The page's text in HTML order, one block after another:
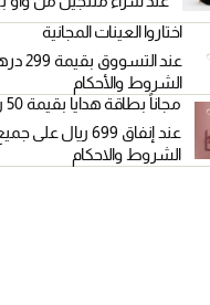
اختاروا العينات المجانية
عند
الشروط والأحكام
مجاناً بطاقة هدايا بقيمة 50 ريال
عند إنفاق 699
الشروط والاحكام